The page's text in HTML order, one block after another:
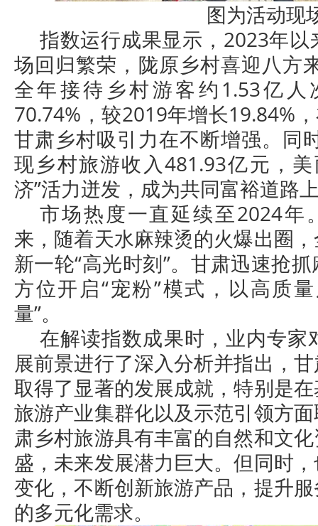
图为活动现
指数运行成果显示，2023年
场回归繁荣，陇原乡村喜迎八方
全年接待乡村游客约1.53亿人
70.74%，较2019年增长19.84%
甘肃乡村吸引力在不断增强。同
现乡村旅游收入481.93亿元，
济”活力迸发，成为共同富裕道路
市场热度一直延续至2024年
来，随着天水麻辣烫的火爆出圈
新一轮“高光时刻”。甘肃迅速抢
方位开启“宠粉”模式，以高质
量”。
在解读指数成果时，业内专家
展前景进行了深入分析并指出，
取得了显著的发展成就，特别是
旅游产业集群化以及示范引领方
肃乡村旅游具有丰富的自然和文
盛，未来发展潜力巨大。但同时
变化，不断创新旅游产品，提升
的多元化需求。